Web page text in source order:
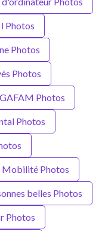
Photos
Photos
Photos
GAFAM Photos
Photos
Mobilité Photos
belles Photos
Photos